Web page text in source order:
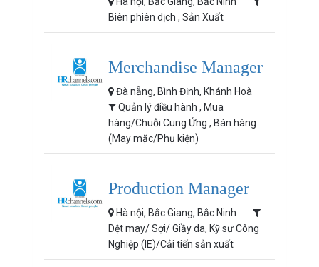
Biên phiên dịch , Sản Xuất
Merchandise Manager
Đà nẵng, Bình Định, Khánh Hoà
Quản lý điều hành , Mua
hàng/Chuỗi Cung Ứng , Bán hàng
(May mặc/Phụ kiện)
Production Manager
Hà nội, Bắc Giang, Bắc Ninh
Dệt may/ Sợi/ Giầy da, Kỹ sư Công
Nghiệp (IE)/Cải tiến sản xuất